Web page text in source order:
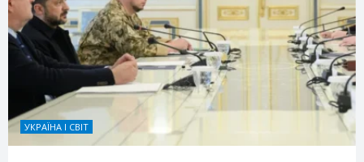
УКРАЇНА І СВІТ